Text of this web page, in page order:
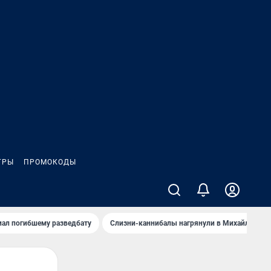
ПРОМОКОДЫ
погибшему разведбату Слизни-каннибалы нагрянули в Михайлов